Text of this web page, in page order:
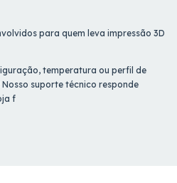
para quem leva impressão 3D
temperatura ou perfil de
suporte técnico responde
f